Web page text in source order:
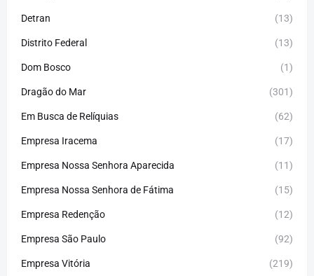
Detran (13)
Distrito Federal (13)
Dom Bosco (1)
Dragão do Mar (301)
Em Busca de Relíquias (62)
Empresa Iracema (17)
Empresa Nossa Senhora Aparecida (11)
Empresa Nossa Senhora de Fátima (15)
Empresa Redenção (12)
Empresa São Paulo (92)
Empresa Vitória (219)